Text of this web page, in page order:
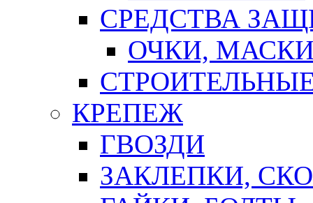
СРЕДСТВА
ОЧКИ,
КРЕПЕЖ
ГВОЗДИ
ЗАКЛЕПКИ,